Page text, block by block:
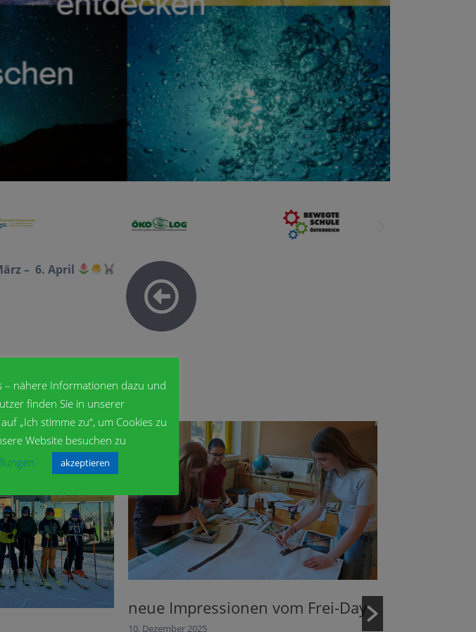
– 6. April
vom Frei-Day
– nähere Informationen dazu und
finden Sie in unserer
„Ich stimme zu“, um Cookies zu
Website besuchen zu
akzeptieren